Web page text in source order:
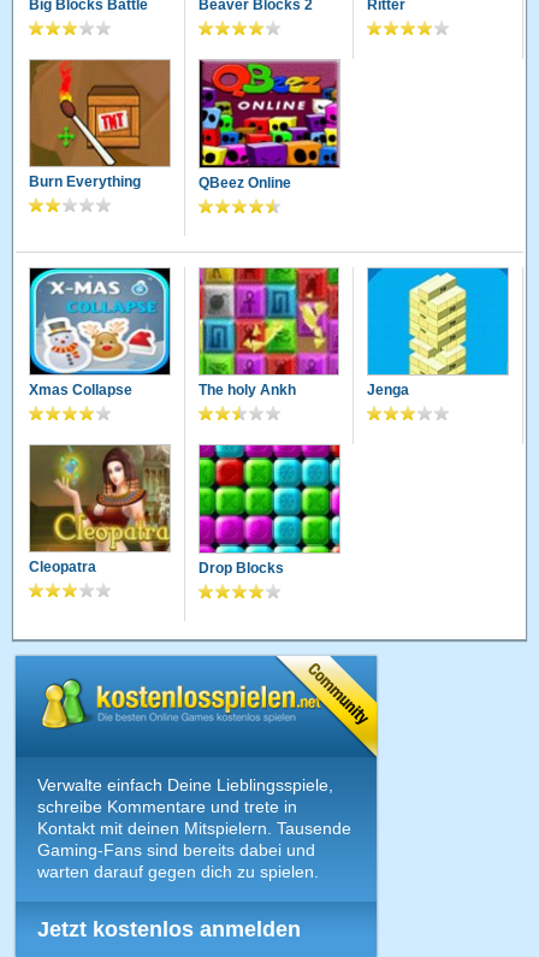
Big Blocks Battle Beaver Blocks 2 Ritter
Burn Everything QBeez Online
Xmas Collapse The holy Ankh Jenga
Cleopatra Drop Blocks
Verwalte einfach Deine Lieblingsspiele,
schreibe Kommentare und trete in
Kontakt mit deinen Mitspielern. Tausende
Gaming-Fans sind bereits dabei und
warten darauf gegen dich zu spielen.
Jetzt kostenlos anmelden